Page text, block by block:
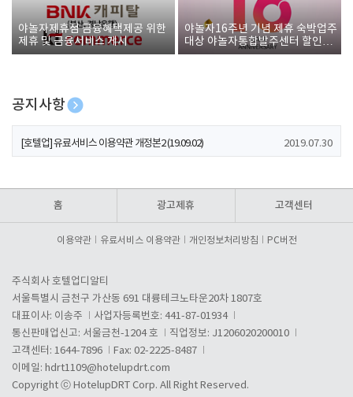
야놀자제휴점 금융혜택제공 위한
제휴 및 금융서비스 게시
야놀자16주년 기념 제휴 숙박업주
대상 야놀자통합발주센터 할인쿠
폰 증정
공지사항
[호텔업] 개인정보 처리방침 개정본1 (19.09.02)
[호텔업] 유료서비스 이용약관 개정본2 (19.09.02) 2019.07.30
홈 광고제휴 고객센터
이용약관 유료서비스 이용약관 개인정보처리방침 PC버전
주식회사 호텔업디알티
서울특별시 금천구 가산동 691 대륭테크노타운20차 1807호
대표이사: 이송주
사업자등록번호: 441-87-01934
통신판매업신고: 서울금천-1204 호
직업정보: J1206020200010
고객센터: 1644-7896
Fax: 02-2225-8487
이메일: hdrt1109@hotelupdrt.com
Copyright ⓒ HotelupDRT Corp. All Right Reserved.